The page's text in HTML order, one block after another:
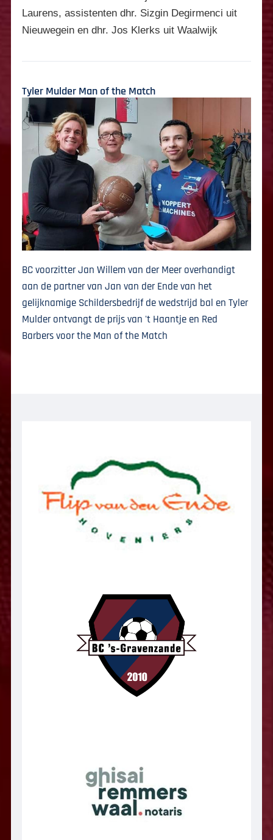
Laurens, assistenten dhr. Sizgin Degirmenci uit
Nieuwegein en dhr. Jos Klerks uit Waalwijk
Tyler Mulder Man of the Match
BC voorzitter Jan Willem van der Meer overhandigt
aan de partner van Jan van der Ende van het
gelijknamige Schildersbedrijf de wedstrijd bal en Tyler
Mulder ontvangt de prijs van 't Haantje en Red
Barbers voor the Man of the Match